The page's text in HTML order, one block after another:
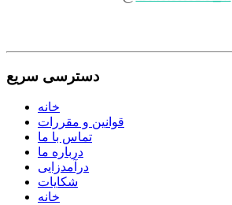
دسترسی سریع
خانه
قوانین و مقررات
تماس با ما
درباره ما
درآمدزایی
شکایات
خانه